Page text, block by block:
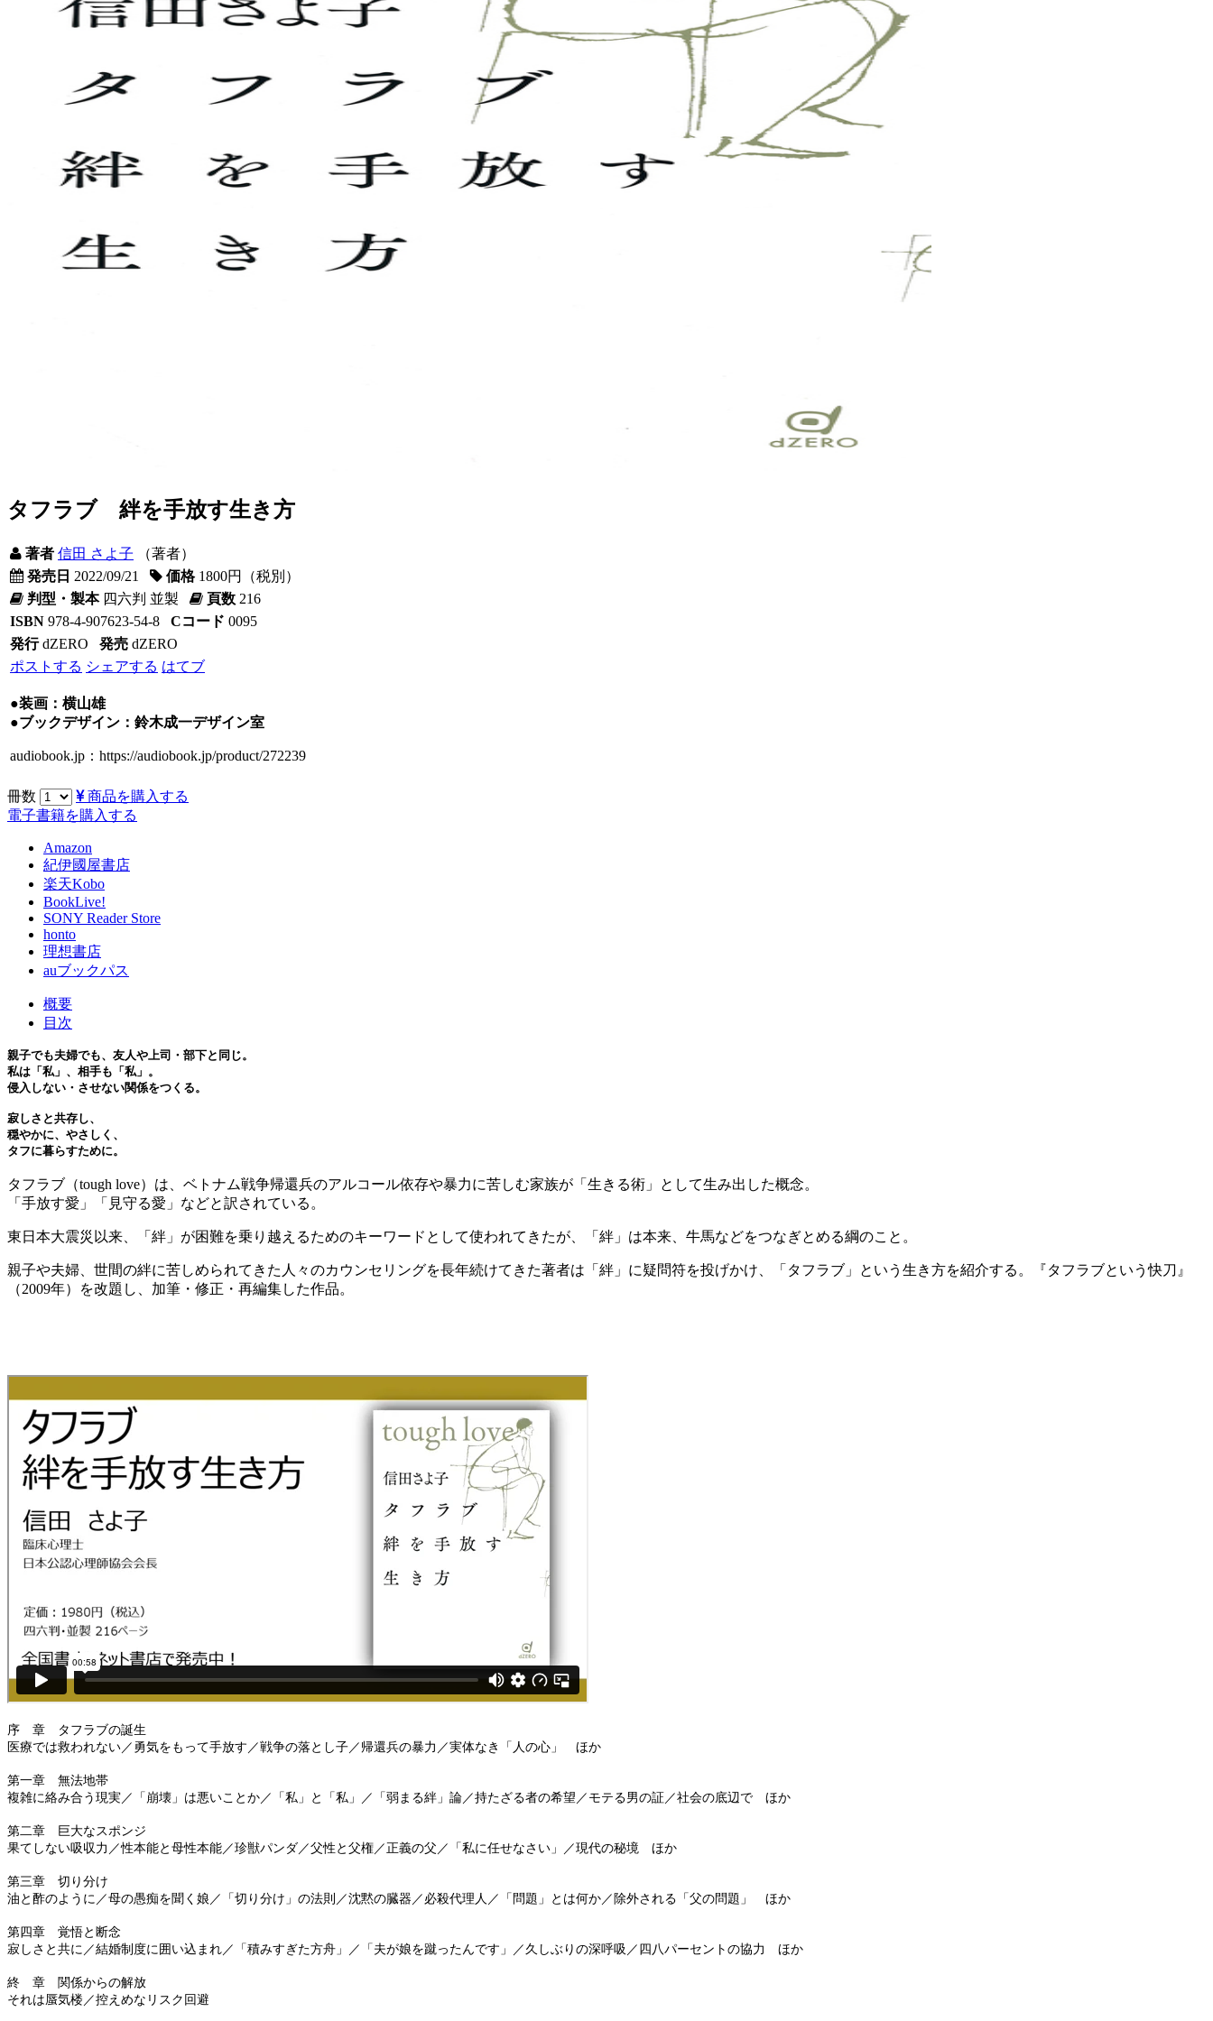
タフラブ 絆を手放す生き方
著者 信田 さよ子 （著者）
発売日 2022/09/21 価格 1800円（税別）
判型・製本 四六判 並製 頁数 216
ISBN 978-4-907623-54-8 Cコード 0095
発行dZERO 発売 dZERO
ポストする シェアする はてブ
●装画：横山雄
●ブックデザイン：鈴木成一デザイン室
audiobook.jp：https://audiobook.jp/product/272239
冊数
商品を購入する
電子書籍を購入する
Amazon
紀伊國屋書店
楽天Kobo
BookLive!
SONY Reader Store
honto
理想書店
auブックパス
概要
目次
親子でも夫婦でも、友人や上司・部下と同じ。
私は「私」、相手も「私」。
侵入しない・させない関係をつくる。
寂しさと共存し、
穏やかに、やさしく、
タフに暮らすために。
タフラブ（tough love）は、ベトナム戦争帰還兵のアルコール依存や暴力に苦しむ家族が「生きる術」として生み出した概念。
「手放す愛」「見守る愛」などと訳されている。
東日本大震災以来、「絆」が困難を乗り越えるためのキーワードとして使われてきたが、「絆」は本来、牛馬などをつなぎとめる綱のこと。
親子や夫婦、世間の絆に苦しめられてきた人々のカウンセリングを長年続けてきた著者は「絆」に疑問符を投げかけ、「タフラブ」という生き方を紹介する。『タフラブという快刀』
（2009年）を改題し、加筆・修正・再編集した作品。
序 章 タフラブの誕生
医療では救われない／勇気をもって手放す／戦争の落とし子／帰還兵の暴力／実体なき「人の心」 ほか
第一章 無法地帯
複雑に絡み合う現実／「崩壊」は悪いことか／「私」と「私」／「弱まる絆」論／持たざる者の希望／モテる男の証／社会の底辺で ほか
第二章 巨大なスポンジ
果てしない吸収力／性本能と母性本能／珍獣パンダ／父性と父権／正義の父／「私に任せなさい」／現代の秘境 ほか
第三章 切り分け
油と酢のように／母の愚痴を聞く娘／「切り分け」の法則／沈黙の臓器／必殺代理人／「問題」とは何か／除外される「父の問題」 ほか
第四章 覚悟と断念
寂しさと共に／結婚制度に囲い込まれ／「積みすぎた方舟」／「夫が娘を蹴ったんです」／久しぶりの深呼吸／四八パーセントの協力 ほか
終 章 関係からの解放
それは蜃気楼／控えめなリスク回避